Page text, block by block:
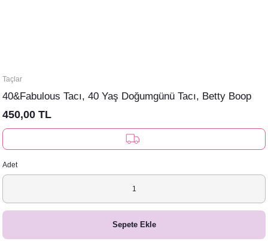
Taçlar
40&Fabulous Tacı, 40 Yaş Doğumgünü Tacı, Betty Boop
450,00 TL
Adet
Sepete Ekle